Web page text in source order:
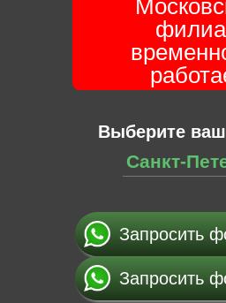
Выберите ваш
Запросить
Запросить